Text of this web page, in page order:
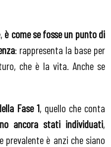
è come se fosse un punto di
: rappresenta la base per
che è la vita. Anche se
Fase 1, quello che conta
ancora stati individuati,
prevalente è anzi che siano